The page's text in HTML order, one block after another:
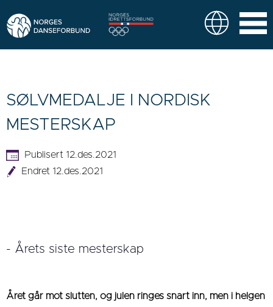
SØLVMEDALJE I NORDISK
MESTERSKAP
Publisert 12.des.2021
Endret 12.des.2021
- Årets siste mesterskap
Året går mot slutten, og julen ringes snart inn, men i helgen